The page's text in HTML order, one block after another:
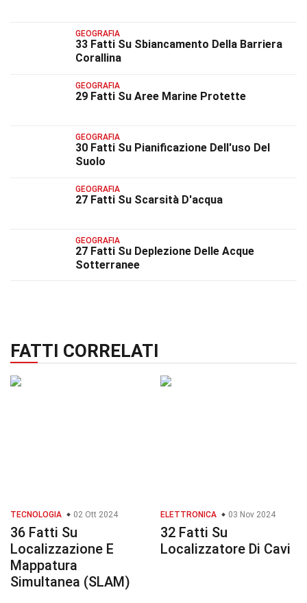
GEOGRAFIA
33 Fatti Su Sbiancamento Della Barriera
Corallina
GEOGRAFIA
29 Fatti Su Aree Marine Protette
GEOGRAFIA
30 Fatti Su Pianificazione Dell'uso Del
Suolo
GEOGRAFIA
27 Fatti Su Scarsità D'acqua
GEOGRAFIA
27 Fatti Su Deplezione Delle Acque
Sotterranee
FATTI CORRELATI
TECNOLOGIA 02 Ott 2024
36 Fatti Su
Localizzazione E
Mappatura
Simultanea (SLAM)
ELETTRONICA 03 Nov 2024
32 Fatti Su
Localizzatore Di Cavi